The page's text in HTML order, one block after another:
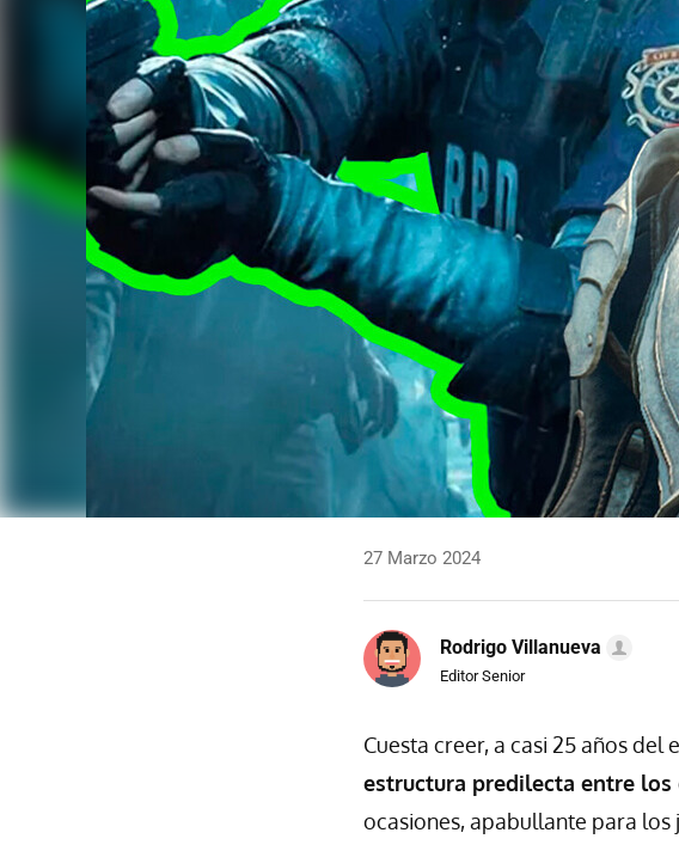
27 Marzo 2024
Rodrigo Villanueva
Editor Senior
Cuesta creer, a casi 25 años del
estructura predilecta entre los
ocasiones, apabullante para